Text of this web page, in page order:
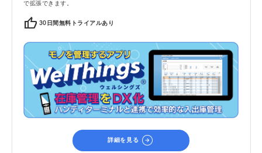
で拡張できます。
thumb_up 30日間無料トライアルあり
詳細を見る arrow_circle_right